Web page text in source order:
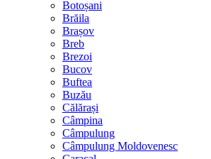
Botoșani
Brăila
Brașov
Breb
Brezoi
Bucov
Buftea
Buzău
Călărași
Câmpina
Câmpulung
Câmpulung Moldovenesc